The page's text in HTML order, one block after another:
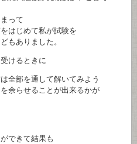
って
はじめて私が試験を
ありました。
けるときに
部を通して解いてみよう
らせることが出来るかが
できて結果も